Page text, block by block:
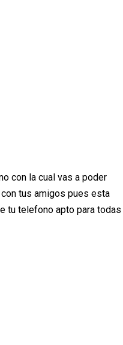
con la cual vas a poder
tus amigos pues esta
tu telefono apto para todas